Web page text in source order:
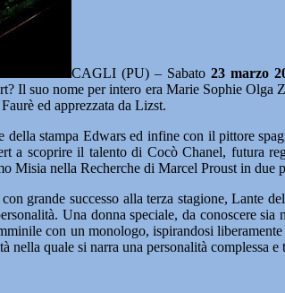
CAGLI (PU) – Sabato 23 marzo
Il suo nome per intero era Marie Sophie Olga
ed apprezzata da Lizst.
stampa Edwars ed infine con il pittore
scoprire il talento di Cocò Chanel, futura
Misia nella Recherche di Marcel Proust in due
grande successo alla terza stagione, Lante
Una donna speciale, da conoscere
con un monologo, ispirandosi
quale si narra una personalità complessa e